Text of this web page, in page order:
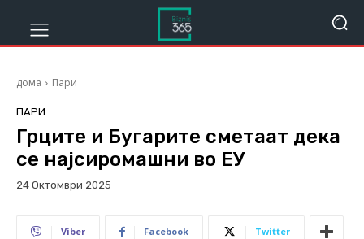
дома Пари
ПАРИ
Грците и Бугарите сметаат дека
се најсиромашни во ЕУ
24 Октомври 2025
Viber Facebook Twitter